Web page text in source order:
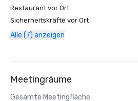
Restaurant vor Ort
Sicherheitskräfte vor Ort
Alle (7) anzeigen
Meetingräume
Gesamte Meetingfläche